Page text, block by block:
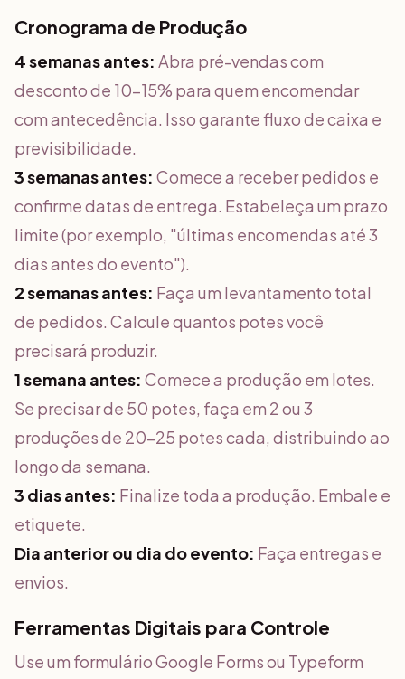
Cronograma de Produção
4 semanas antes: Abra pré-vendas com
desconto de 10-15% para quem encomendar
com antecedência. Isso garante fluxo de caixa e
previsibilidade.
3 semanas antes: Comece a receber pedidos e
confirme datas de entrega. Estabeleça um prazo
limite (por exemplo, "últimas encomendas até 3
dias antes do evento").
2 semanas antes: Faça um levantamento total
de pedidos. Calcule quantos potes você
precisará produzir.
1 semana antes: Comece a produção em lotes.
Se precisar de 50 potes, faça em 2 ou 3
produções de 20-25 potes cada, distribuindo ao
longo da semana.
3 dias antes: Finalize toda a produção. Embale e
etiquete.
Dia anterior ou dia do evento: Faça entregas e
envios.
Ferramentas Digitais para Controle
Use um formulário Google Forms ou Typeform